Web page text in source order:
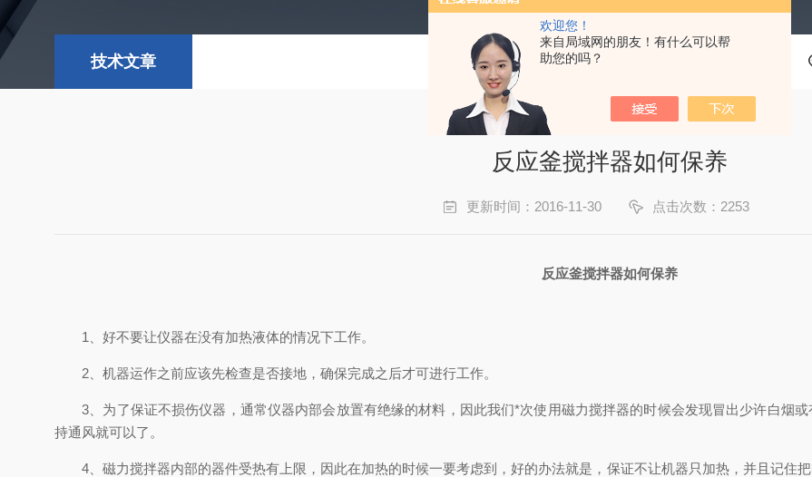
欢迎您！
来自局域网的朋友！有什么可以帮
助您的吗？
技术文章
反应釜搅拌器如何保养
更新时间：2016-11-30 点击次数：2253
反应釜搅拌器如何保养
1、好不要让仪器在没有加热液体的情况下工作。
2、机器运作之前应该先检查是否接地，确保完成之后才可进行工作。
3、为了保证不损伤仪器，通常仪器内部会放置有绝缘的材料，因此我们*次使用磁力搅拌器的时候会发现冒出少许白烟
持通风就可以了。
4、磁力搅拌器内部的器件受热有上限，因此在加热的时候一要考虑到，好的办法就是，保证不让机器只加热，并且记住